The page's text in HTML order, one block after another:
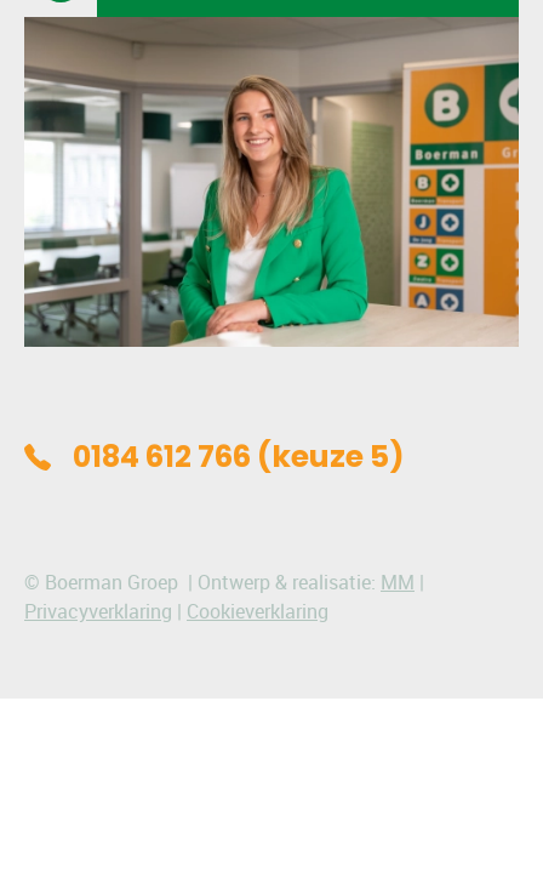
0184 612 766 (keuze 5)
© Boerman Groep | Ontwerp & realisatie: MM |
Privacyverklaring | Cookieverklaring